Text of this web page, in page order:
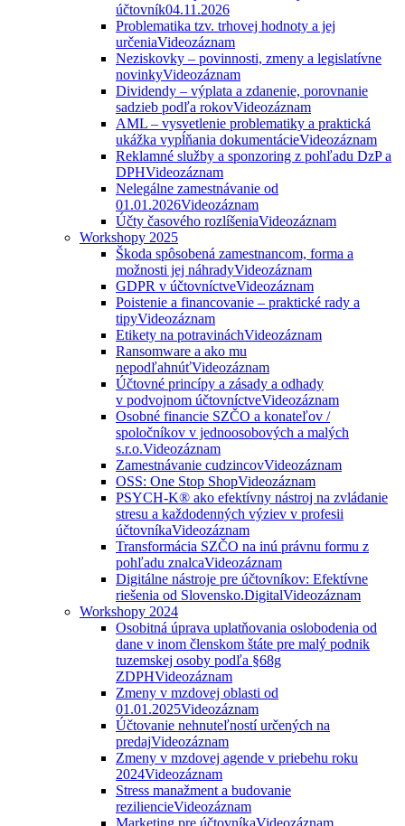
účtovník04.11.2026
Problematika tzv. trhovej hodnoty a jej
určeniaVideozáznam
Neziskovky – povinnosti, zmeny a legislatívne
novinkyVideozáznam
Dividendy – výplata a zdanenie, porovnanie
sadzieb podľa rokovVideozáznam
AML – vysvetlenie problematiky a praktická
ukážka vypĺňania dokumentácieVideozáznam
Reklamné služby a sponzoring z pohľadu DzP a
DPHVideozáznam
Nelegálne zamestnávanie od
01.01.2026Videozáznam
Účty časového rozlíšeniaVideozáznam
Workshopy 2025
Škoda spôsobená zamestnancom, forma a
možnosti jej náhradyVideozáznam
GDPR v účtovníctveVideozáznam
Poistenie a financovanie – praktické rady a
tipyVideozáznam
Etikety na potravináchVideozáznam
Ransomware a ako mu
nepodľahnúťVideozáznam
Účtovné princípy a zásady a odhady
v podvojnom účtovníctveVideozáznam
Osobné financie SZČO a konateľov /
spoločníkov v jednoosobových a malých
s.r.o.Videozáznam
Zamestnávanie cudzincovVideozáznam
OSS: One Stop ShopVideozáznam
PSYCH-K® ako efektívny nástroj na zvládanie
stresu a každodenných výziev v profesii
účtovníkaVideozáznam
Transformácia SZČO na inú právnu formu z
pohľadu znalcaVideozáznam
Digitálne nástroje pre účtovníkov: Efektívne
riešenia od Slovensko.DigitalVideozáznam
Workshopy 2024
Osobitná úprava uplatňovania oslobodenia od
dane v inom členskom štáte pre malý podnik
tuzemskej osoby podľa §68g
ZDPHVideozáznam
Zmeny v mzdovej oblasti od
01.01.2025Videozáznam
Účtovanie nehnuteľností určených na
predajVideozáznam
Zmeny v mzdovej agende v priebehu roku
2024Videozáznam
Stress manažment a budovanie
reziliencieVideozáznam
Marketing pre účtovníkaVideozáznam